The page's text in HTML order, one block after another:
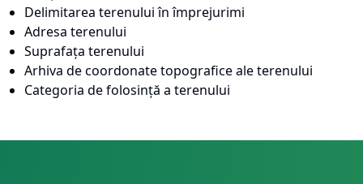
Delimitarea terenului în împrejurimi
Adresa terenului
Suprafața terenului
Arhiva de coordonate topografice ale terenului
Categoria de folosință a terenului